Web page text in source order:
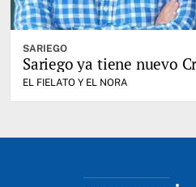
SARIEGO
Sariego ya tiene nuevo
EL FIELATO Y EL NORA